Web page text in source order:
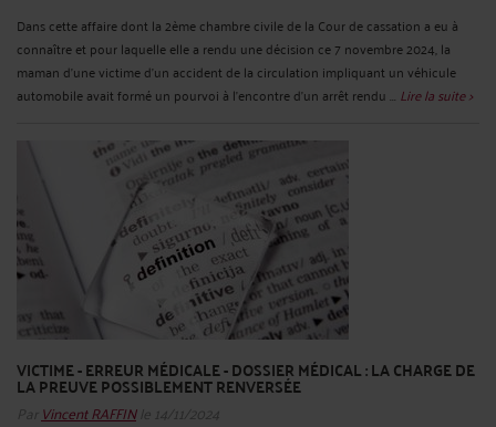
Dans cette affaire dont la 2ème chambre civile de la Cour de cassation a eu à
connaître et pour laquelle elle a rendu une décision ce 7 novembre 2024, la
maman d'une victime d'un accident de la circulation impliquant un véhicule
automobile avait formé un pourvoi à l'encontre d'un arrêt rendu ... Lire la suite >
VICTIME - ERREUR MÉDICALE - DOSSIER MÉDICAL : LA CHARGE DE
LA PREUVE POSSIBLEMENT RENVERSÉE
Par Vincent RAFFINle 14/11/2024